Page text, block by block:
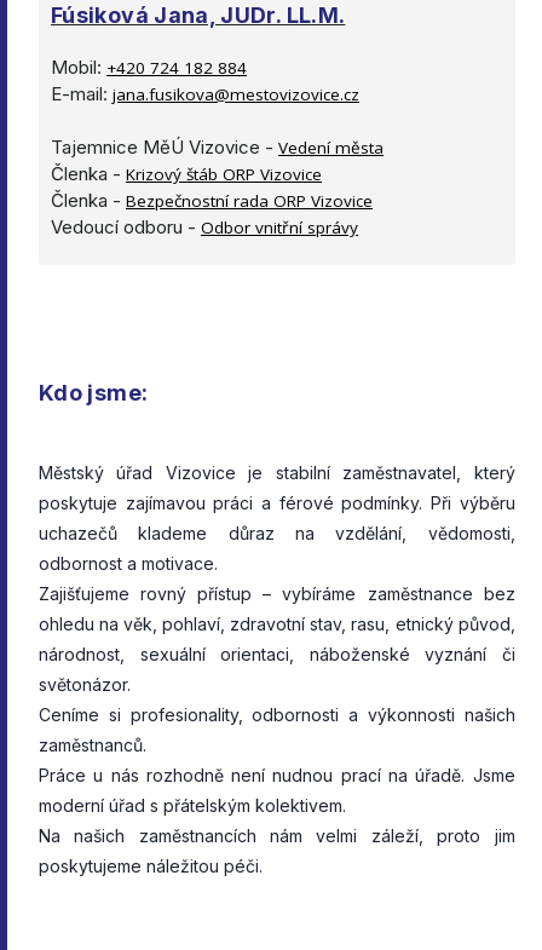
Fúsiková Jana, JUDr. LL.M.
Mobil: +420 724 182 884
E-mail: jana.fusikova@mestovizovice.cz
Tajemnice MěÚ Vizovice - Vedení města
Členka - Krizový štáb ORP Vizovice
Členka - Bezpečnostní rada ORP Vizovice
Vedoucí odboru - Odbor vnitřní správy
Kdo jsme:
Městský úřad Vizovice je stabilní zaměstnavatel, který
poskytuje zajímavou práci a férové podmínky. Při výběru
uchazečů klademe důraz na vzdělání, vědomosti,
odbornost a motivace.
Zajišťujeme rovný přístup – vybíráme zaměstnance bez
ohledu na věk, pohlaví, zdravotní stav, rasu, etnický původ,
národnost, sexuální orientaci, náboženské vyznání či
světonázor.
Ceníme si profesionality, odbornosti a výkonnosti našich
zaměstnanců.
Práce u nás rozhodně není nudnou prací na úřadě. Jsme
moderní úřad s přátelským kolektivem.
Na našich zaměstnancích nám velmi záleží, proto jim
poskytujeme náležitou péči.